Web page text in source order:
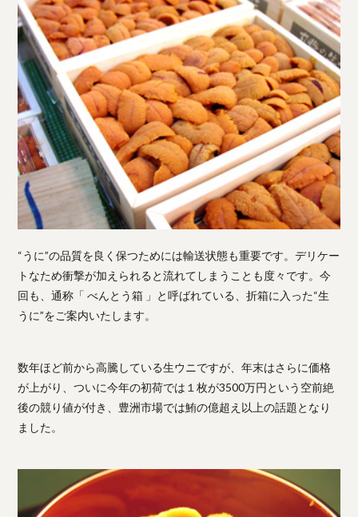
“うに”の品質を良く保つためには輸送状態も重要です。デリケー
トなため衝撃が加えられると流れてしまうことも度々です。今
回も、通称「 べんとう箱 」と呼ばれている、折箱に入った“生
うに”をご案内いたします。
数年ほど前から高騰している生ウニですが、年末はさらに価格
が上がり、ついに今年の初荷では１枚が3500万円という空前絶
後の競り値が付き、豊洲市場では鮪の億超え以上の話題となり
ました。